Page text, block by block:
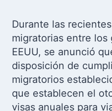
Durante las
migratorias entre
EEUU, se anunció
disposición de
migratorios
que establecen el
visas anuales para